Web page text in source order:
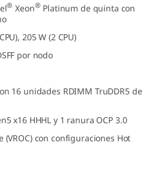
® Xeon® Platinum de quinta con
205 W (2 CPU)
por nodo
16 unidades RDIMM TruDDR5 de
x16 HHHL y 1 ranura OCP 3.0
con configuraciones Hot